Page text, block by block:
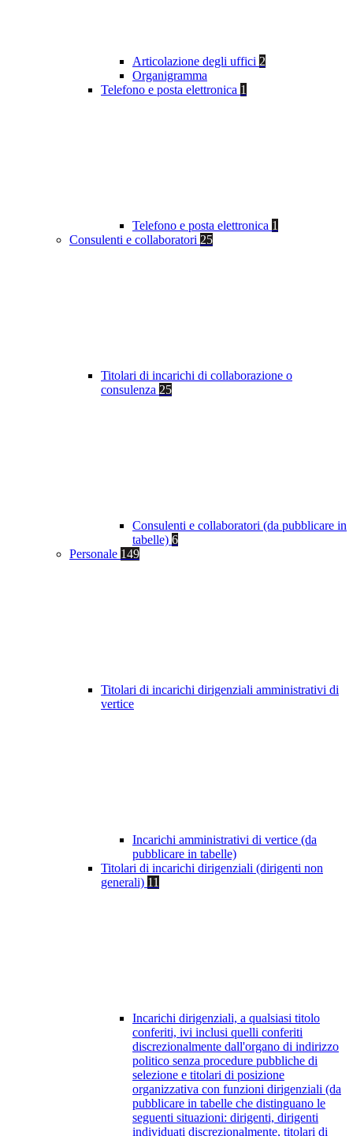
Articolazione degli uffici 2
Organigramma
Telefono e posta elettronica 1
Telefono e posta elettronica 1
Consulenti e collaboratori 25
Titolari di incarichi di collaborazione o
consulenza 25
Consulenti e collaboratori (da pubblicare in
tabelle) 6
Personale 149
Titolari di incarichi dirigenziali amministrativi di
vertice
Incarichi amministrativi di vertice (da
pubblicare in tabelle)
Titolari di incarichi dirigenziali (dirigenti non
generali) 11
Incarichi dirigenziali, a qualsiasi titolo
conferiti, ivi inclusi quelli conferiti
discrezionalmente dall'organo di indirizzo
politico senza procedure pubbliche di
selezione e titolari di posizione
organizzativa con funzioni dirigenziali (da
pubblicare in tabelle che distinguano le
seguenti situazioni: dirigenti, dirigenti
individuati discrezionalmente, titolari di